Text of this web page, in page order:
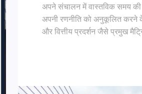
अपने संचालन में वास्तविक समय की
अपनी रणनीति को अनुकूलित करने के
और वित्तीय प्रदर्शन जैसे प्रमुख